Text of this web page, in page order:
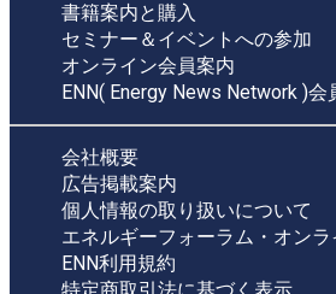
書籍案内と購入
セミナー＆イベントへの参加
オンライン会員案内
ENN( Energy News Network )会
会社概要
広告掲載案内
個人情報の取り扱いについて
エネルギーフォーラム・オン
ENN利用規約